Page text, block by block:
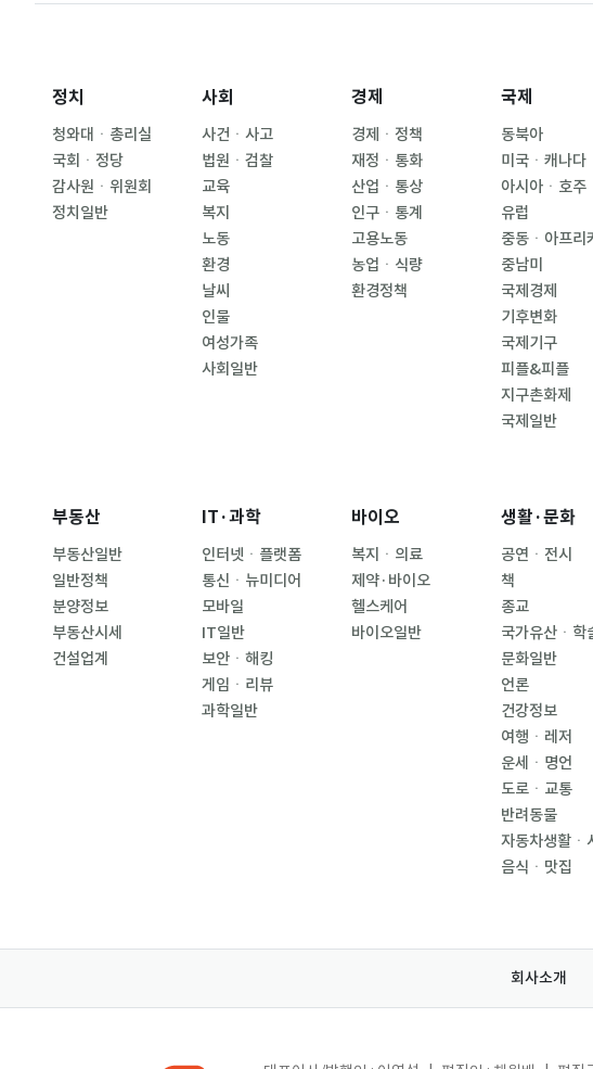
정치
청와대ㆍ총리실
국회ㆍ정당
감사원ㆍ위원회
정치일반
사회
사건ㆍ사고
법원ㆍ검찰
교육
복지
노동
환경
날씨
인물
여성가족
사회일반
경제
경제ㆍ정책
재정ㆍ통화
산업ㆍ통상
인구ㆍ통계
고용노동
농업ㆍ식량
환경정책
국제
동북아
미국ㆍ캐나다
아시아ㆍ호주
유럽
중동ㆍ아프리
중남미
국제경제
기후변화
국제기구
피플&피플
지구촌화제
국제일반
부동산
부동산일반
일반정책
분양정보
부동산시세
건설업계
IT·과학
인터넷ㆍ플랫폼
통신ㆍ뉴미디어
모바일
IT일반
보안ㆍ해킹
게임ㆍ리뷰
과학일반
바이오
복지ㆍ의료
제약·바이오
헬스케어
바이오일반
생활·문화
공연ㆍ전시
책
종교
국가유산ㆍ학
문화일반
언론
건강정보
여행ㆍ레저
운세ㆍ명언
도로ㆍ교통
반려동물
자동차생활ㆍ
음식ㆍ맛집
회사소개